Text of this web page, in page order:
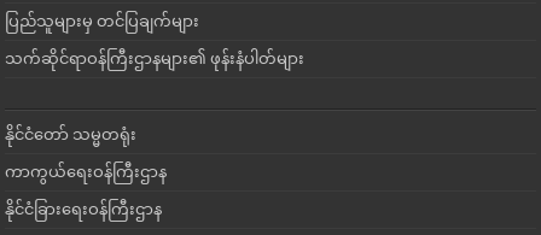
ပြည်သူများမှ တင်ပြချက်များ
သက်ဆိုင်ရာဝန်ကြီးဌာနများ၏ ဖုန်းနံပါတ်များ
နိုင်ငံတော် သမ္မတရုံး
ကာကွယ်ရေးဝန်ကြီးဌာန
နိုင်ငံခြားရေးဝန်ကြီးဌာန